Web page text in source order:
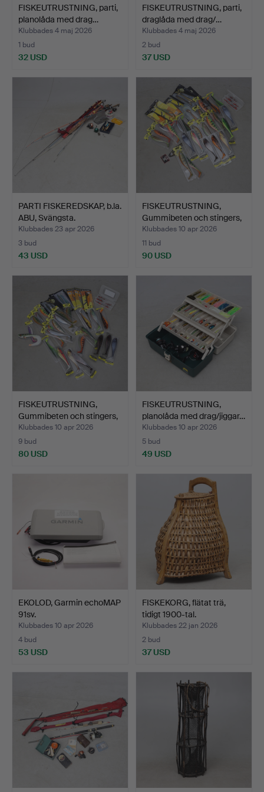
FISKEUTRUSTNING, parti,
planolåda med drag…
Klubbades 4 maj 2026
1 bud
32 USD
FISKEUTRUSTNING, parti,
draglåda med drag/…
Klubbades 4 maj 2026
2 bud
37 USD
PARTI FISKEREDSKAP, b.la.
ABU, Svängsta.
Klubbades 23 apr 2026
3 bud
43 USD
FISKEUTRUSTNING,
Gummibeten och stingers,
…
Klubbades 10 apr 2026
11 bud
90 USD
FISKEUTRUSTNING,
Gummibeten och stingers,
…
Klubbades 10 apr 2026
9 bud
80 USD
FISKEUTRUSTNING,
planolåda med drag/jiggar…
Klubbades 10 apr 2026
5 bud
49 USD
EKOLOD, Garmin echoMAP
91sv.
Klubbades 10 apr 2026
4 bud
53 USD
FISKEKORG, flätat trä,
tidigt 1900-tal.
Klubbades 22 jan 2026
2 bud
37 USD